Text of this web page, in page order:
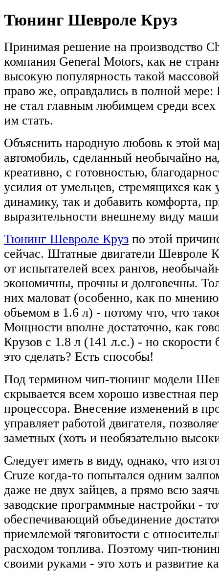
Тюнинг Шевроле Круз
Принимая решение на производство
компания General Motors, как не
высокую популярность такой
право же, оправдались в полной
не стал главным любимцем среди всех
им стать.
Объяснить народную любовь к этой
автомобиль, сделанный необычайно
креативно, с готовностью,
усилия от умельцев, стремящихся как
динамику, так и добавить комфорта,
выразительности внешнему виду
Тюнинг Шевроле Круз по этой
сейчас. Штатные двигатели Шевроле
от испытателей всех рангов,
экономичны, прочны и долговечны.
них маловат (особенно, как по
объемом в 1.6 л) - потому что, что
Мощности вполне достаточно, как
Крузов с 1.8 л (141 л.с.) - но скорости
это сделать? Есть способы!
Под термином чип-тюнинг модели
скрывается всем хорошо известная
процессора. Внесение изменений в
управляет работой двигателя,
заметных (хоть и необязательно
Следует иметь в виду, однако, что
Cruze когда-то попытался одним
даже не двух зайцев, а прямо всю
заводские программные настройки -
обеспечивающий объединение
приемлемой тяговитости с
расходом топлива. Поэтому чип-
своими руками - это хоть и развитие